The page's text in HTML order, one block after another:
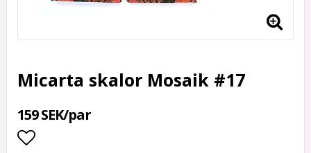
Micarta skalor Mosaik #17
159 SEK/par